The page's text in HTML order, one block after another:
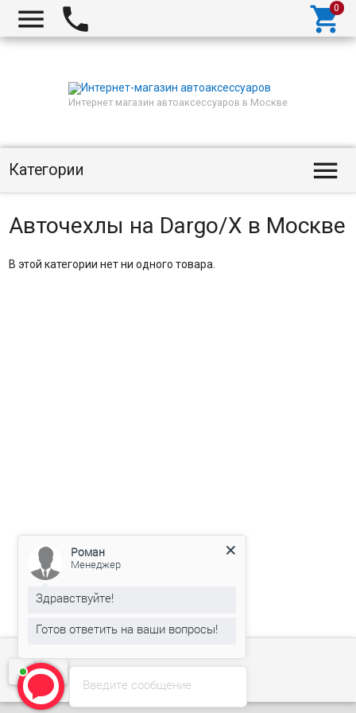
  
Интернет магазин автоаксессуаров в Москве
Категории 
Авточехлы на Dargo/X в Москве
В этой категории нет ни одного товара.
Введите сообщение
Роман
Менеджер
Здравствуйте!
Готов ответить на ваши вопросы!